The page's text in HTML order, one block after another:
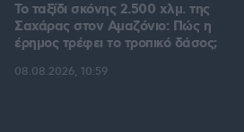
Το ταξίδι σκόνης 2.500 χλμ. της
Σαχάρας στον Αμαζόνιο: Πώς η
έρημος τρέφει το τροπικό δάσος;
08.08.2026, 10:59